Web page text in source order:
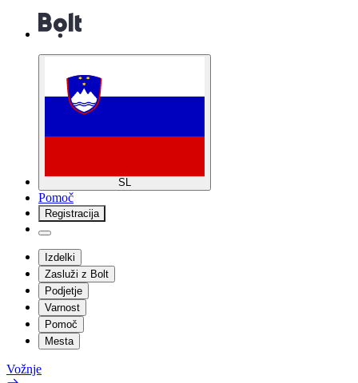
SL
Pomoč
Registracija
Izdelki
Zasluži z Bolt
Podjetje
Varnost
Pomoč
Mesta
Vožnje